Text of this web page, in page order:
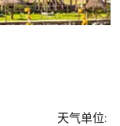
天气单位: